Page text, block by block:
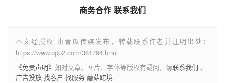
商务合作 联系我们
本文经授权 由青瓜传媒发布，转载联系作者并注明出处：
https://www.opp2.com/381794.html
《免责声明》 如对文章、图片、字体等版权有疑问，请联系我们 。
广告投放 找客户 找服务 蘑菇跨境